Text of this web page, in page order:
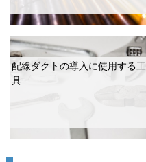
配線ダクトの導入に使用する工
具